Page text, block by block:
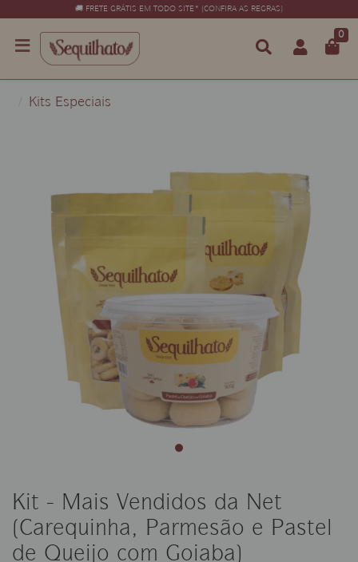
🚚 FRETE GRÁTIS EM TODO SITE* (CONFIRA AS REGRAS)
0
Kits Especiais
Kit - Mais Vendidos da Net
(Carequinha, Parmesão e Pastel
de Queijo com Goiaba)